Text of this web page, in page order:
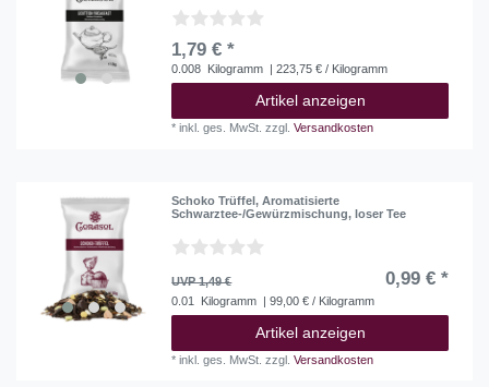
1,79 € *
0.008 Kilogramm | 223,75 € / Kilogramm
Artikel anzeigen
*inkl. ges. MwSt. zzgl.Versandkosten
Schoko Trüffel, Aromatisierte
Schwarztee-/Gewürzmischung, loser Tee
UVP 1,49 € 0,99 € *
0.01 Kilogramm | 99,00 € / Kilogramm
Artikel anzeigen
*inkl. ges. MwSt. zzgl.Versandkosten